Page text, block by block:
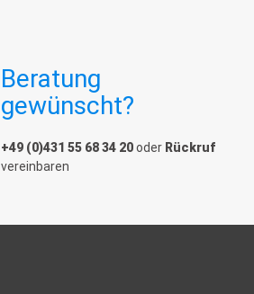
Beratung
gewünscht?
+49 (0)431 55 68 34 20oder Rückruf
vereinbaren